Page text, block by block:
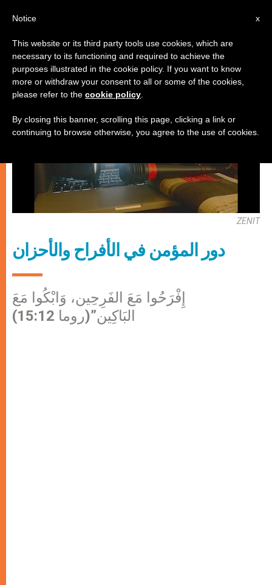
روحانيّة
ZENIT
دور المؤمن في الأفراح والأحزان
إِفْرَحُوا مَعَ الفَرِحِين، وَابْكُوا مَعَ
x
Notice
This website or its third party tools use cookies, which are
necessary to its functioning and required to achieve the
purposes illustrated in the cookie policy. If you want to know
more or withdraw your consent to all or some of the cookies,
please refer to the cookie policy
By closing this banner, scrolling this page, clicking a link or
continuing to browse otherwise, you agree to the use of cookies.